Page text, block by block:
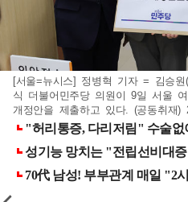
[서울=뉴시스] 정병혁 기자 = 김승
식 더불어민주당 의원이 9일 서울
개정안을 제출하고 있다. (공동취재)